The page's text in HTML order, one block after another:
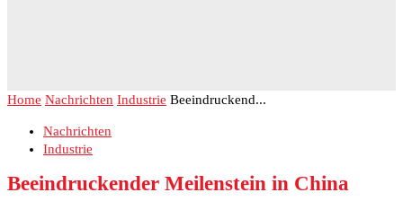
Home Nachrichten Industrie Beeindruckend...
Nachrichten
Industrie
Beeindruckender Meilenstein in China